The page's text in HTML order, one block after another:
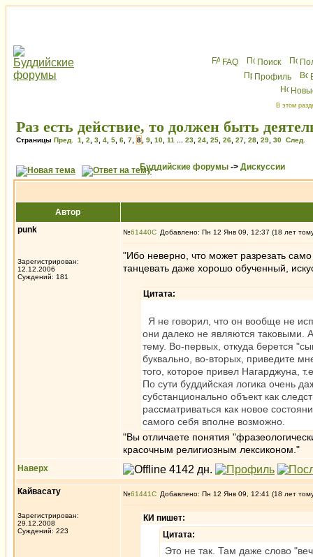
FAQ Поиск
Профиль
В этом
Раз есть действие, то должен быть
Страницы Пред. 1 2 3 4 5 6 7 8 9 10 11 23 24 25 26 27 28 29 30 След.
Буддийские форумы -> Дискуссии
Автор
punk
Зарегистрирован:
12.12.2006
Суждений: 181
№61440 Добавлено: Пн 12 Янв 09, 12:37 (18 лет
"Ибо неверно, что может разрезать
танцевать даже хорошо обученный,
Цитата:
Я не говорил, что он вообще не
они далеко не являются таковыми.
тему. Во-первых, откуда берется
буквально, во-вторых, приведите
того, которое привел Нагарджуна,
По сути буддийская логика очень
субстанционально объект как
рассматриваться как новое
самого себя вполне возможно.
"Вы отличаете понятия
красочным религиозным лексиконом."
Наверх
Кайвасату
Зарегистрирован:
29.12.2008
Суждений: 223
№61441 Добавлено: Пн 12 Янв 09, 12:41 (18 лет
КИ пишет:
Цитата:
Это не так. Там даже слово